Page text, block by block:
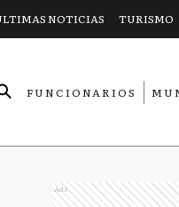
NOTICIAS TURISMO
FUNCIONARIOS
Ads